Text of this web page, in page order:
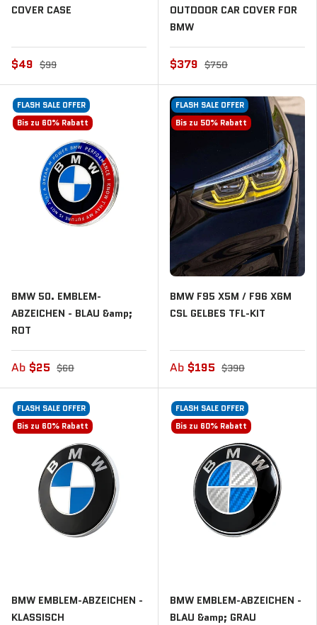
COVER CASE
$49 $99
OUTDOOR CAR COVER FOR
BMW
$379 $750
FLASH SALE OFFER
Bis zu 60% Rabatt
BMW 50. EMBLEM-
ABZEICHEN - BLAU &amp;
ROT
Ab $25 $60
FLASH SALE OFFER
Bis zu 50% Rabatt
BMW F95 X5M / F96 X6M
CSL GELBES TFL-KIT
Ab $195 $390
FLASH SALE OFFER
Bis zu 60% Rabatt
BMW EMBLEM-ABZEICHEN -
KLASSISCH
FLASH SALE OFFER
Bis zu 60% Rabatt
BMW EMBLEM-ABZEICHEN -
BLAU &amp; GRAU